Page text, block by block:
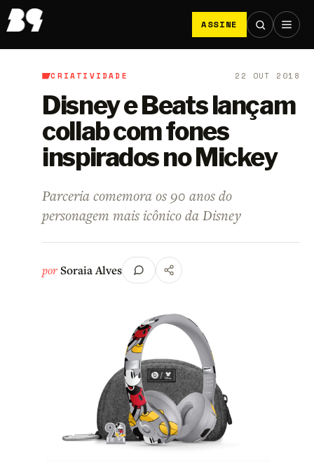
ASSINE
B9/Criatividade
CRIATIVIDADE 22 OUT 2018
Disney e Beats lançam
collab com fones
inspirados no Mickey
Parceria comemora os 90 anos do
personagem mais icônico da Disney
porSoraia Alves